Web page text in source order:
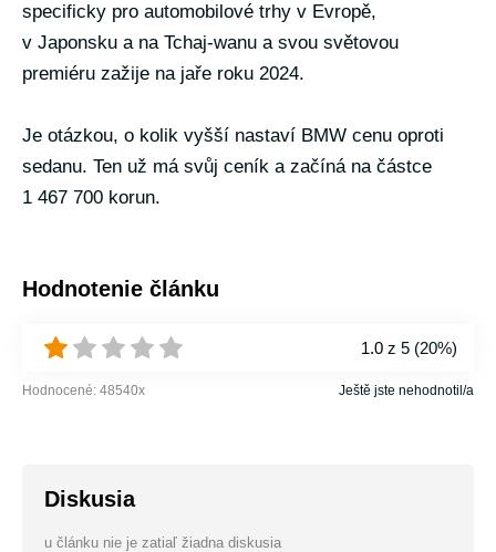
specificky pro automobilové trhy v Evropě,
v Japonsku a na Tchaj-wanu a svou světovou
premiéru zažije na jaře roku 2024.
Je otázkou, o kolik vyšší nastaví BMW cenu oproti
sedanu. Ten už má svůj ceník a začíná na částce
1 467 700 korun.
Hodnotenie článku
1.0 z 5 (20%)
Hodnocené: 48540x Ještě jste nehodnotil/a
Diskusia
u článku nie je zatiaľ žiadna diskusia